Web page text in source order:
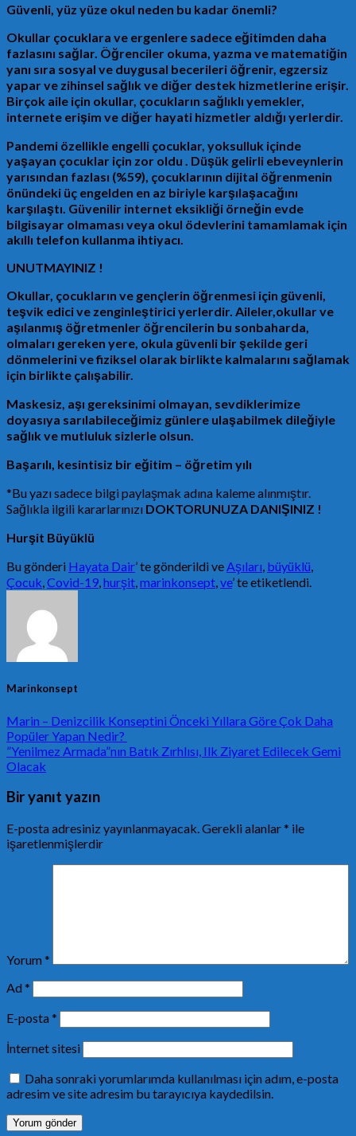
Güvenli, yüz yüze okul neden bu kadar önemli?
Okullar çocuklara ve ergenlere sadece eğitimden daha
fazlasını sağlar. Öğrenciler okuma, yazma ve matematiğin
yanı sıra sosyal ve duygusal becerileri öğrenir, egzersiz
yapar ve zihinsel sağlık ve diğer destek hizmetlerine erişir.
Birçok aile için okullar, çocukların sağlıklı yemekler,
internete erişim ve diğer hayati hizmetler aldığı yerlerdir.
Pandemi özellikle engelli çocuklar, yoksulluk içinde
yaşayan çocuklar için zor oldu . Düşük gelirli ebeveynlerin
yarısından fazlası (%59), çocuklarının dijital öğrenmenin
önündeki üç engelden en az biriyle karşılaşacağını
karşılaştı. Güvenilir internet eksikliği örneğin evde
bilgisayar olmaması veya okul ödevlerini tamamlamak için
akıllı telefon kullanma ihtiyacı.
UNUTMAYINIZ !
Okullar, çocukların ve gençlerin öğrenmesi için güvenli,
teşvik edici ve zenginleştirici yerlerdir. Aileler,okullar ve
aşılanmış öğretmenler öğrencilerin bu sonbaharda,
olmaları gereken yere, okula güvenli bir şekilde geri
dönmelerini ve fiziksel olarak birlikte kalmalarını sağlamak
için birlikte çalışabilir.
Maskesiz, aşı gereksinimi olmayan, sevdiklerimize
doyasıya sarılabileceğimiz günlere ulaşabilmek dileğiyle
sağlık ve mutluluk sizlerle olsun.
Başarılı, kesintisiz bir eğitim – öğretim yılı
*Bu yazı sadece bilgi paylaşmak adına kaleme alınmıştır.
Sağlıkla ilgili kararlarınızı DOKTORUNUZA DANIŞINIZ !
Hurşit Büyüklü
Bu gönderi Hayata Dair’ te gönderildi veAşıları, büyüklü,
Çocuk,Covid-19,hurşit,marinkonsept,ve’ te etiketlendi.
Marinkonsept
Marin – Denizcilik Konseptini Önceki Yıllara Göre Çok Daha
Popüler Yapan Nedir?
”Yenilmez Armada”nın Batık Zırhlısı, Ilk Ziyaret Edilecek Gemi
Olacak
Bir yanıt yazın
E-posta adresiniz yayınlanmayacak.Gerekli alanlar* ile
işaretlenmişlerdir
Yorum*
Ad*
E-posta*
İnternet sitesi
Daha sonraki yorumlarımda kullanılması için adım, e-posta
adresim ve site adresim bu tarayıcıya kaydedilsin.